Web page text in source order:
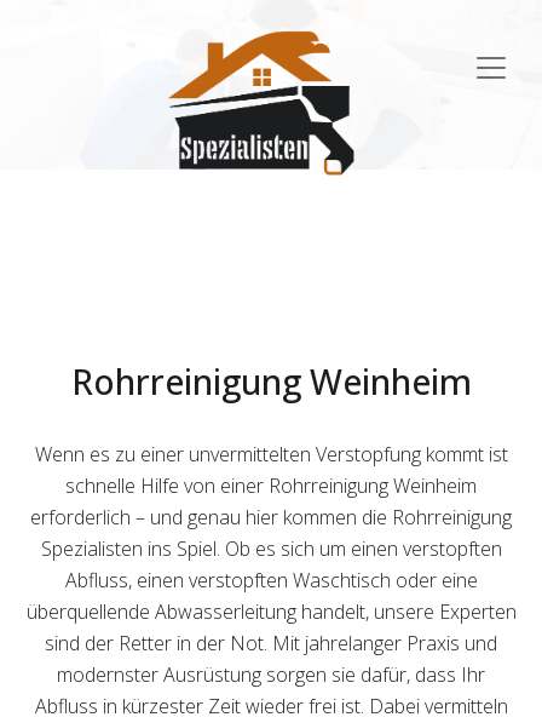
Rohrreinigung Weinheim
Wenn es zu einer unvermittelten Verstopfung kommt ist
schnelle Hilfe von einer Rohrreinigung Weinheim
erforderlich – und genau hier kommen die Rohrreinigung
Spezialisten ins Spiel. Ob es sich um einen verstopften
Abfluss, einen verstopften Waschtisch oder eine
überquellende Abwasserleitung handelt, unsere Experten
sind der Retter in der Not. Mit jahrelanger Praxis und
modernster Ausrüstung sorgen sie dafür, dass Ihr
Abfluss in kürzester Zeit wieder frei ist. Dabei vermitteln